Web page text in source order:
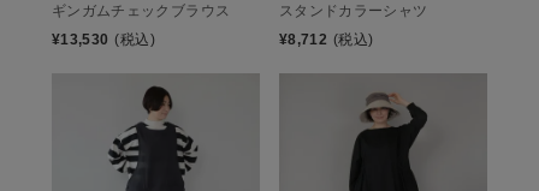
ギンガムチェックブラウス
¥13,530 (税込)
スタンドカラーシャツ
¥8,712 (税込)